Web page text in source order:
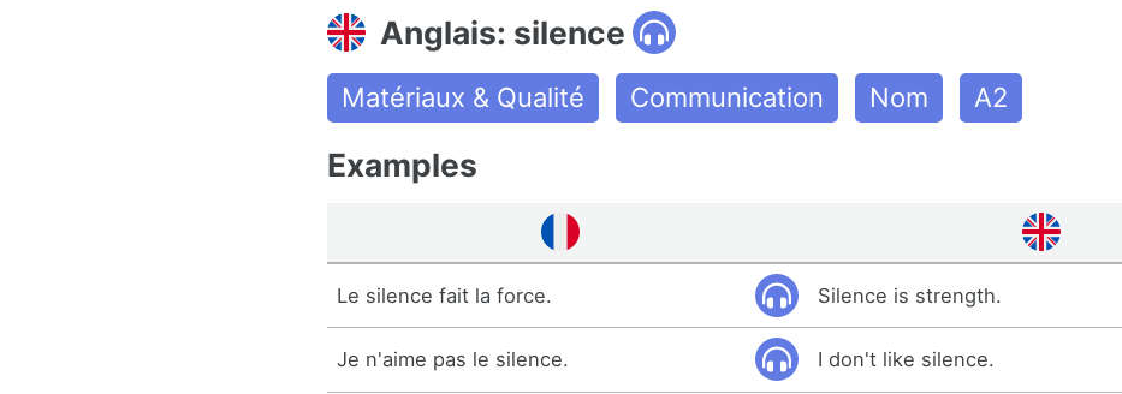
Anglais: silence
Matériaux & Qualité Communication Nom A2
Examples
Le silence fait la force. Silence is strength.
Je n'aime pas le silence. I don't like silence.